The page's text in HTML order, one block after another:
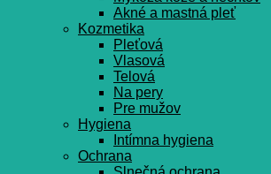
Akné a mastná pleť
Kozmetika
Pleťová
Vlasová
Telová
Na pery
Pre mužov
Hygiena
Intímna hygiena
Ochrana